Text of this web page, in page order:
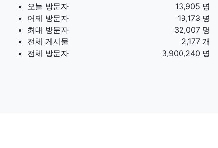
오늘 방문자
13,905 명
어제 방문자
19,173 명
최대 방문자
32,007 명
전체 게시물
2,177 개
전체 방문자
3,900,240 명